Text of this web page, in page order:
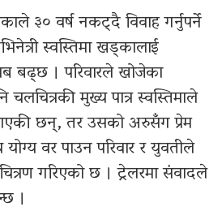
३० वर्ष नकट्दै विवाह गर्नुपर्ने
स्वस्तिमा खड्कालाई
बढ्छ । परिवारले खोजेका
मुख्य पात्र स्वस्तिमाले
छन्, तर उसको अरुसँग प्रेम
वर पाउन परिवार र युवतीले
गरिएको छ । ट्रेलरमा संवादले
।